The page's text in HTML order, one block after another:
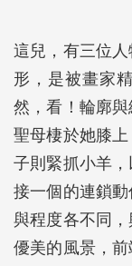
這兒，有三位
形，是被畫家
然，看！輪廓與
聖母棲於她膝
子則緊抓小羊
接一個的連鎖
與程度各不同
優美的風景，